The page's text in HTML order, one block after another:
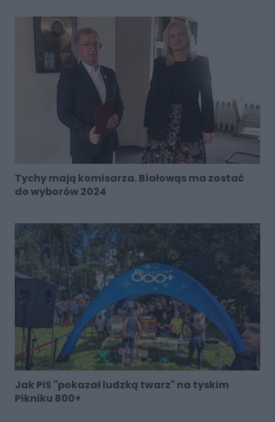
Tychy mają komisarza. Białowąs ma zostać
do wyborów 2024
Jak PiS "pokazał ludzką twarz" na tyskim
Pikniku 800+